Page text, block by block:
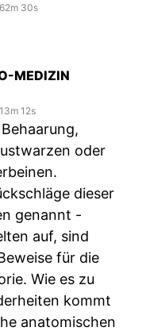
62m 30s
MEDIZIN
13m 12s
oder
dieser
genannt -
auf, sind
für die
Wie es zu
kommt
anatomischen